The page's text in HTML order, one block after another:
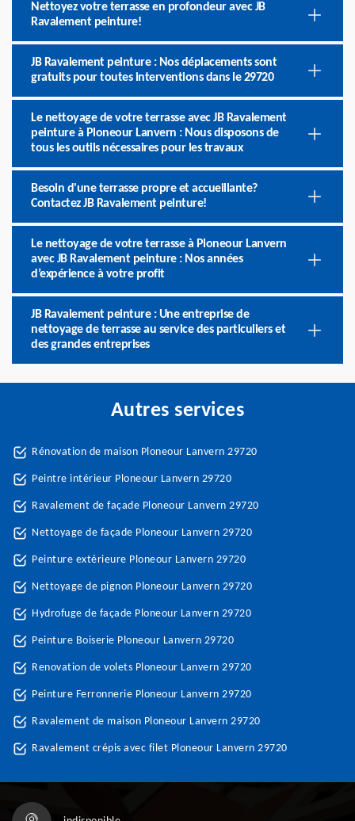
Nettoyez votre terrasse en profondeur avec JB
Ravalement peinture!
JB Ravalement peinture : Nos déplacements sont
gratuits pour toutes interventions dans le 29720
Le nettoyage de votre terrasse avec JB Ravalement
peinture à Ploneour Lanvern : Nous disposons de
tous les outils nécessaires pour les travaux
Besoin d'une terrasse propre et accueillante?
Contactez JB Ravalement peinture!
Le nettoyage de votre terrasse à Ploneour Lanvern
avec JB Ravalement peinture : Nos années
d’expérience à votre profit
JB Ravalement peinture : Une entreprise de
nettoyage de terrasse au service des particuliers et
des grandes entreprises
Autres services
Rénovation de maison Ploneour Lanvern 29720
Peintre intérieur Ploneour Lanvern 29720
Ravalement de façade Ploneour Lanvern 29720
Nettoyage de façade Ploneour Lanvern 29720
Peinture extérieure Ploneour Lanvern 29720
Nettoyage de pignon Ploneour Lanvern 29720
Hydrofuge de façade Ploneour Lanvern 29720
Peinture Boiserie Ploneour Lanvern 29720
Renovation de volets Ploneour Lanvern 29720
Peinture Ferronnerie Ploneour Lanvern 29720
Ravalement de maison Ploneour Lanvern 29720
Ravalement crépis avec filet Ploneour Lanvern 29720